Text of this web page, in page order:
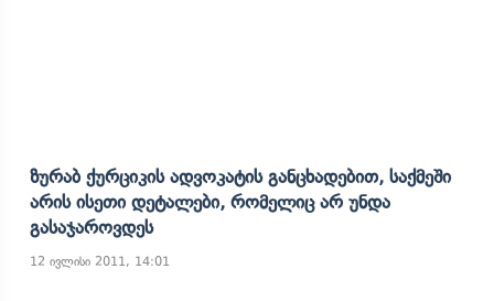
Ზურაბ Ქურციკის Ადვოკატის Განცხადებით, Საქმეში
Არის Ისეთი Დეტალები, Რომელიც Არ Უნდა
Გასაჯაროვდეს
12 ივლისი 2011, 14:01